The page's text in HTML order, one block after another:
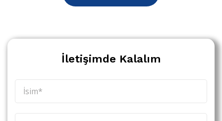
İletişimde Kalalım